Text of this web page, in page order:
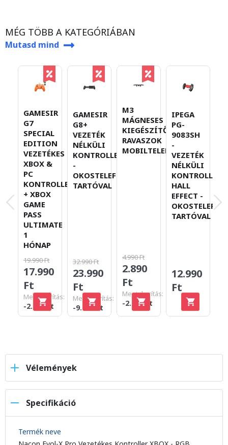
MÉG TÖBB A KATEGÓRIÁBAN
Mutasd mind
GAMESIR
G7
SPECIAL
EDITION
VEZETÉKES
XBOX &
PC
KONTROLLER
+ XBOX
GAME
PASS
ULTIMATE
1
HÓNAP
19.990 Ft
17.990
Ft
Megtakarítás:
-2.000 Ft
GAMESIR
G8+
VEZETÉK
NÉLKÜLI
KONTROLLER
-
OKOSTELEFON-
TARTÓVAL
32.990 Ft
23.990
Ft
Megtakarítás:
-9.000 Ft
M3
MÁGNESES
KIEGÉSZÍTŐ
RAVASZOK
MOBILTELEFONOKHOZ
4.990 Ft
2.890
Ft
Megtakarítás:
-2.100 Ft
IPEGA
PG-
9083SH
-
VEZETÉK
NÉLKÜLI
KONTROLLER
HALL
EFFECT -
TARTÓVAL
12.990
Ft
Vélemények
Specifikáció
Termék neve